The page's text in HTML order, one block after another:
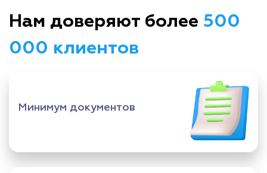
Нам доверяют более 500
000 клиентов
Минимум документов